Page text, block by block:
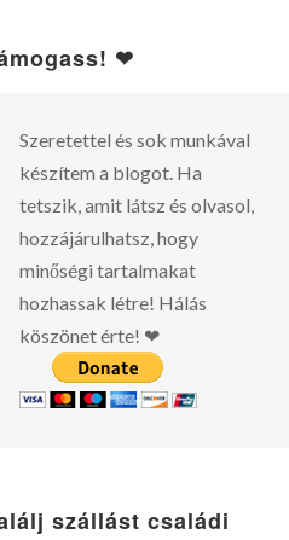
❤
Szeretettel és sok munkával
készítem a blogot. Ha
tetszik, amit látsz és olvasol,
hozzájárulhatsz, hogy
minőségi tartalmakat
hozhassak létre! Hálás
köszönet érte! ❤
szállást családi